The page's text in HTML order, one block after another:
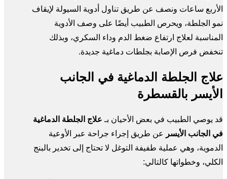
الأربع ساعات ونصف عن طريق تناول أدوية السيولة لإيقاف
نمو الجلطة، ويحرص الطبيب أيضًا على وصف الأدوية
المناسبة لعلاج ارتفاع ضغط الدم وداء السكري، وبذلك
تنخفض فرص الإصابة بجلطات دماغية جديدة.
علاج الجلطة الدماغية في الجانب
الأيسر بالقسطرة
قد يوصي الطبيب في بعض الأحيان بـ علاج الجلطة الدماغية
في الجانب الأيسر
عن طريق إجراء جراحة عبر الأوعية
الدموية، وهي عملية طفيفة التوغل لا تحتاج إلى تخدير بالبنج
الكلي، وخطواتها كالتالي: